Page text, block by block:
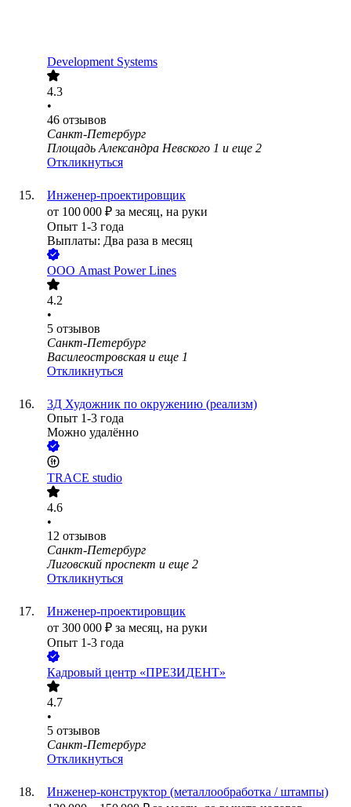
Development Systems
4.3
•
46 отзывов
Санкт-Петербург
Площадь Александра Невского 1 и еще 2
Откликнуться
Инженер-проектировщик
от 100 000 ₽ за месяц, на руки
Опыт 1-3 года
Выплаты: Два раза в месяц
ООО Amast Power Lines
4.2
•
5 отзывов
Санкт-Петербург
Василеостровская и еще 1
Откликнуться
3Д Художник по окружению (реализм)
Опыт 1-3 года
Можно удалённо
TRACE studio
4.6
•
12 отзывов
Санкт-Петербург
Лиговский проспект и еще 2
Откликнуться
Инженер-проектировщик
от 300 000 ₽ за месяц, на руки
Опыт 1-3 года
Кадровый центр «ПРЕЗИДЕНТ»
4.7
•
5 отзывов
Санкт-Петербург
Откликнуться
Инженер-конструктор (металлообработка / штампы)